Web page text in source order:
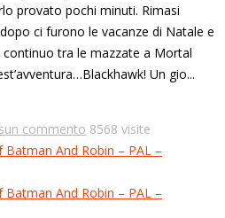
provato pochi minuti. Rimasi
ci furono le vacanze di Natale e
tra le mazzate a Mortal
Un gio...
commento 8568 visite